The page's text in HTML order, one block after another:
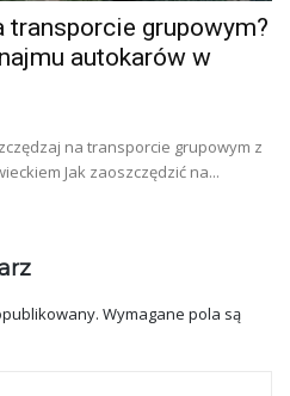
grupowym?
autokarów w
na transporcie grupowym z
Jak zaoszczędzić na...
Wymagane pola są